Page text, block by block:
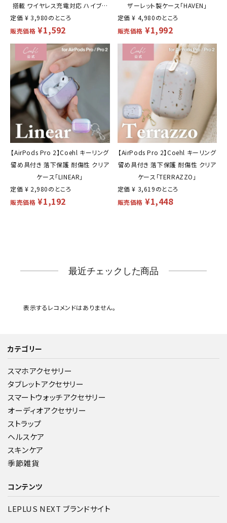
搭載 ワイヤレス充電対応 ハイブリ
ッドケース「MECHA」
定価 ¥ 3,980のところ
販売価格 ¥1,592
ザーレット製ケース「HAVEN」
定価 ¥ 4,980のところ
販売価格 ¥1,992
【AirPods Pro 2】Coehl キーリング
留め具付き 落下保護 耐傷性 クリア
ケース「LINEAR」
定価 ¥ 2,980のところ
販売価格 ¥1,192
【AirPods Pro 2】Coehl キーリング
留め具付き 落下保護 耐傷性 クリア
ケース「TERRAZZO」
定価 ¥ 3,619のところ
販売価格 ¥1,448
最近チェックした商品
表示するレコメンドはありません。
カテゴリー
スマホアクセサリー
タブレットアクセサリー
スマートウォッチアクセサリー
オーディオアクセサリー
ストラップ
ヘルスケア
スキンケア
季節雑貨
コンテンツ
LEPLUS NEXT ブランドサイト